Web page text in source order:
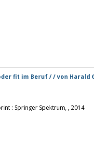
fit im Beruf / / von Harald
: Springer Spektrum, , 2014